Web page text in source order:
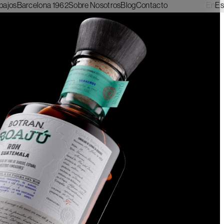
Barcelona 1962Sobre NosotrosBlogContacto Es
En